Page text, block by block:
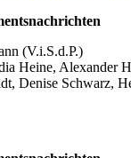
(V.i.S.d.P.)
Heine, Alexander
Denise Schwarz,